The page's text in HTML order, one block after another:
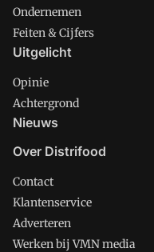
Ondernemen
Feiten & Cijfers
Uitgelicht
Opinie
Achtergrond
Nieuws
Over Distrifood
Contact
Klantenservice
Adverteren
Werken bij VMN media